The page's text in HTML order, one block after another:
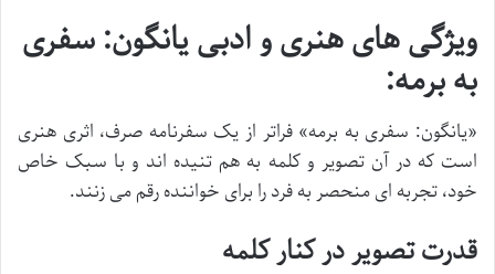
ویژگی های هنری و ادبی یانگون: سفری
به برمه:
«یانگون: سفری به برمه» فراتر از یک سفرنامه صرف، اثری هنری
است که در آن تصویر و کلمه به هم تنیده اند و با سبک خاص
خود، تجربه ای منحصر به فرد را برای خواننده رقم می زنند.
قدرت تصویر در کنار کلمه